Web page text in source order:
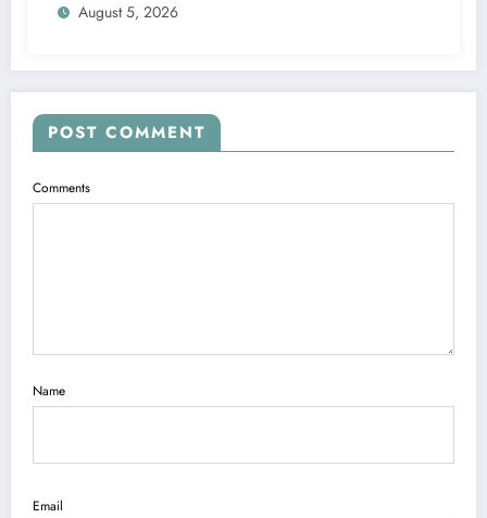
August 5, 2026
POST COMMENT
Comments
Name
Email